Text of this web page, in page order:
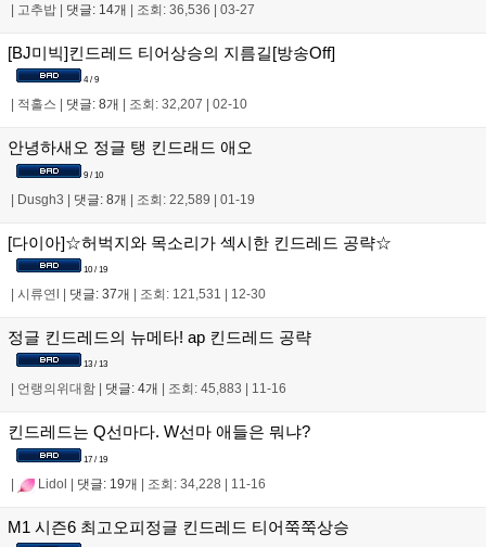
고추밥 댓글: 14개 조회: 36,536 03-27
[BJ미빅]킨드레드 티어상승의 지름길[방송Off]
4 / 9
적홀스 댓글: 8개 조회: 32,207 02-10
안녕하새오 정글 탱 킨드래드 애오
9 / 10
| Dusgh3 | 댓글: 8개 | 조회: 22,589 | 01-19
[다이아]☆허벅지와 목소리가 섹시한 킨드레드 공략☆
10 / 19
시류연l 댓글: 37개 조회: 121,531 12-30
정글 킨드레드의 뉴메타! ap 킨드레드 공략
13 / 13
언랭의위대함 댓글: 4개 조회: 45,883 11-16
킨드레드는 Q선마다. W선마 애들은 뭐냐?
17 / 19
| Lidol | 댓글: 19개 | 조회: 34,228 | 11-16
M1 시즌6 최고오피정글 킨드레드 티어쭉쭉상승